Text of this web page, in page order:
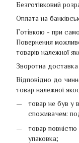
Безготівковий
Оплата на
Готівкою - при
Повернення
товарів належної
Зворотна доставка
Відповідно до
товар належної
товар не був у
споживачем:
товар
упаковка;